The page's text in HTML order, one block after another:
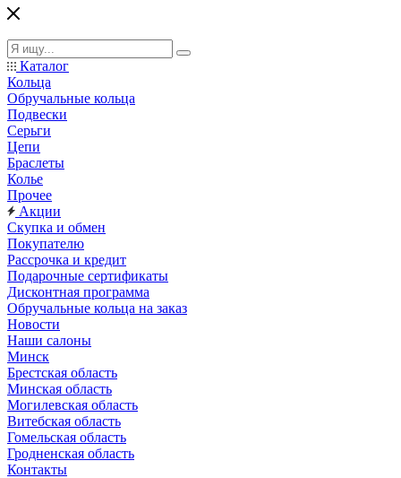
Каталог
Кольца
Обручальные кольца
Подвески
Серьги
Цепи
Браслеты
Колье
Прочее
Акции
Скупка и обмен
Покупателю
Рассрочка и кредит
Подарочные сертификаты
Дисконтная программа
Обручальные кольца на заказ
Новости
Наши салоны
Минск
Брестская область
Минская область
Могилевская область
Витебская область
Гомельская область
Гродненская область
Контакты